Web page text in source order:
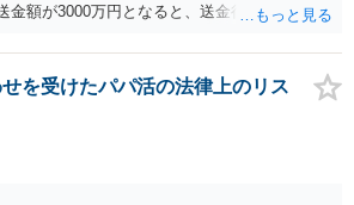
金額が3000万円となると、送金行為自体が問
代理人による送金を手続するとなれば、なお
思います。事前に、金融機関の窓口へ確認・
よる手続の可否や必要書類を聞いておき、送
程なども調整した方がよいと思います。
を受けたパパ活の法律上のリス